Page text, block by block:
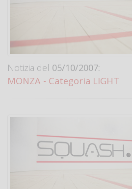
Notizia del 05/10/2007:
MONZA - Categoria LIGHT